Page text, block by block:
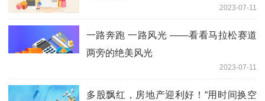
2023-07-11
一路奔跑 一路风光 ——看看马拉松赛道
两旁的绝美风光
2023-07-11
多股飘红，房地产迎利好！“用时间换空